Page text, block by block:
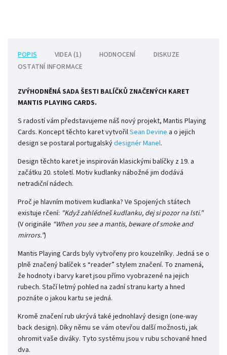
POPIS VIDEA (1) HODNOCENÍ
DISKUZE
OSTATNÍ INFORMACE
ZVÝHODNĚNÁ SADA ŠESTI BALÍČKŮ ZNAČENÝCH KARET
MANTIS PLAYING CARDS.
S radostí vám představujeme náš nový projekt, Mantis Playing
Cards. Koncept těchto karet vytvořilSean Devine a o jejich
design se postaral portugalskýdesignér Manel.
Design těchto karet je inspirován klasickými balíčky z 19. a
začátku 20. století. Motiv kudlanky nábožné jim dodává
netradiční nádech.
Proč je hlavním motivem kudlanka? Ve Spojených státech
existuje rčení: "Když zahlédneš kudlanku, dej si pozor na lsti.”
(V originále “When you see a mantis, beware of smoke and
mirrors.”)
Mantis Playing Cards byly vytvořeny pro kouzelníky. Jedná se o
plně značený balíček s “reader” stylem značení. To znamená,
že hodnoty i barvy karet jsou přímo vyobrazené na jejich
rubech. Stačí letmý pohled na zadní stranu karty a hned
poznáte o jakou kartu se jedná.
Kromě značení rub ukrývá také jednohlavý design (one-way
back design). Díky němu se vám otevřou další možnosti, jak
ohromit vaše diváky. Tyto systému jsou v rubu schované hned
dva.